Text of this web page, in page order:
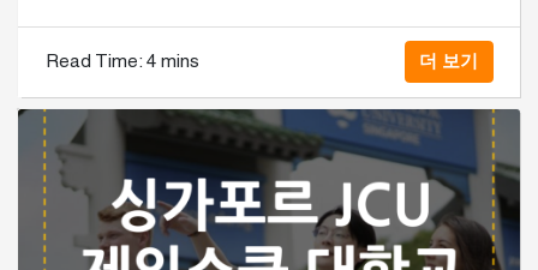
Read Time: 4 mins 더 보기